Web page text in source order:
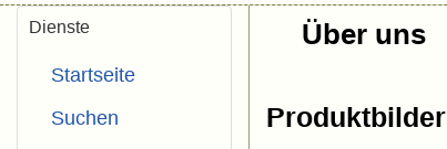
Über uns
Produktbilder
Dienste
Startseite
Suchen